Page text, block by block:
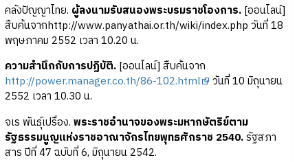
คลังปัญญาไทย. ผู้ลงนามรับสนองพระบรมราชโองการ.[ออนไลน์]
สืบค้นจากhttp://www.panyathai.or.th/wiki/index.php วันที่ 18
พฤษภาคม 2552 เวลา 10.20 น.
ความสำนึกกับการปฏิบัติ.[ออนไลน์] สืบค้นจาก
http://power.manager.co.th/86-102.html
วันที่ 10 มิถุนายน
2552 เวลา 10.30 น.
จเร พันธุ์เปรื่อง. พระราชอำนาจของพระมหากษัตริย์ตาม
รัฐธรรมนูญแห่งราชอาณาจักรไทยพุทธศักราช 2540.รัฐสภา
สาร ปีที่ 47 ฉบับที่ 6, มิถุนายน 2542.